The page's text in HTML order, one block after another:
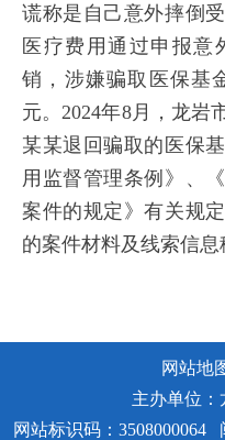
谎称是自己意外摔倒
医疗费用通过申报意
销，涉嫌骗取医保基
元。2024年8月，龙岩
某某退回骗取的医保
用监督管理条例》、
案件的规定》有关规
的案件材料及线索信息
网站地
主办单位：
网站标识码：3508000064